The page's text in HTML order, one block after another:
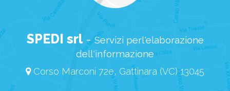
SPEDI srl-Servizi perl'elaborazione
dell'informazione
Corso Marconi 72e, Gattinara (VC) 13045